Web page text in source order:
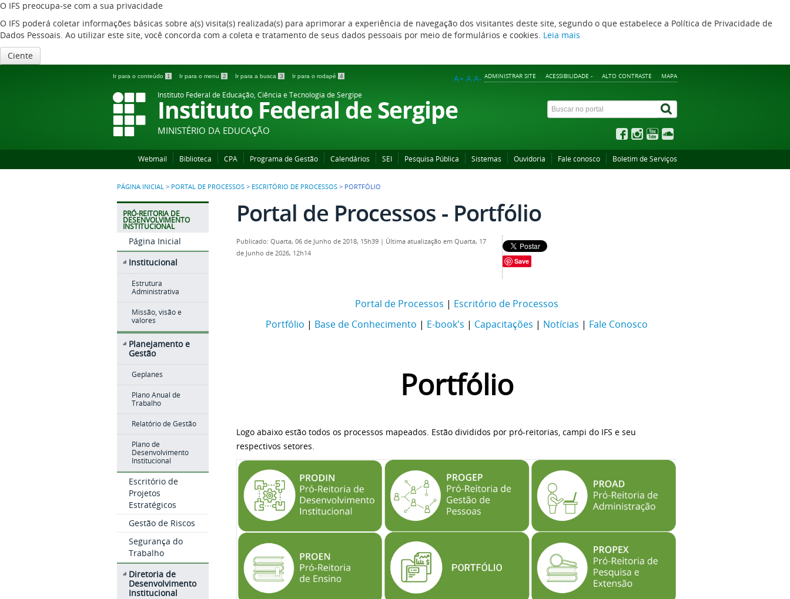
O IFS preocupa-se com a sua privacidade
O IFS poderá coletar informações básicas sobre a(s) visita(s) realizada(s) para aprimorar a experiência de navegação dos visitantes deste site, segundo o que estabelece a Política de Privacidade de
Dados Pessoais. Ao utilizar este site, você concorda com a coleta e tratamento de seus dados pessoais por meio de formulários e cookies. Leia mais
Ciente
Ir para o conteúdo 1 Ir para o menu 2 Ir para a busca 3 Ir para o rodapé 4 ADMINISTRAR SITE ACESSIBILIDADE - ALTO CONTRASTE MAPA
A+ A A-
Instituto Federal de Educação, Ciência e Tecnologia de Sergipe
Instituto Federal de Sergipe
MINISTÉRIO DA EDUCAÇÃO
Webmail Biblioteca CPA Programa de Gestão Calendários SEI Pesquisa Pública Sistemas Ouvidoria Fale conosco Boletim de Serviços
PÁGINA INICIAL > PORTAL DE PROCESSOS > ESCRITÓRIO DE PROCESSOS > PORTFÓLIO
PRÓ-REITORIA DE
DESENVOLVIMENTO
INSTITUCIONAL
Página Inicial
Institucional
Estrutura
Administrativa
Missão, visão e
valores
Planejamento e
Gestão
Geplanes
Plano Anual de
Trabalho
Relatório de Gestão
Plano de
Desenvolvimento
Institucional
Escritório de
Projetos
Estratégicos
Gestão de Riscos
Segurança do
Trabalho
Diretoria de
Desenvolvimento
Institucional
Portal de Processos - Portfólio
Publicado: Quarta, 06 de Junho de 2018, 15h39 | Última atualização em Quarta, 17
de Junho de 2026, 12h14
Save
Portal de Processos | Escritório de Processos
Portfólio | Base de Conhecimento | E-book's | Capacitações | Notícias | Fale Conosco
Portfólio
Logo abaixo estão todos os processos mapeados. Estão divididos por pró-reitorias, campi do IFS e seu
respectivos setores.